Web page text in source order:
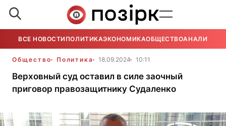
ВСЕ НОВОСТИ ПОЛИТИКАЭКОНОМИКАОБЩЕСТВОАНАЛИТИКА
Общество Политика 18.09.2024 10:11
Верховный суд оставил в силе заочный
приговор правозащитнику Судаленко